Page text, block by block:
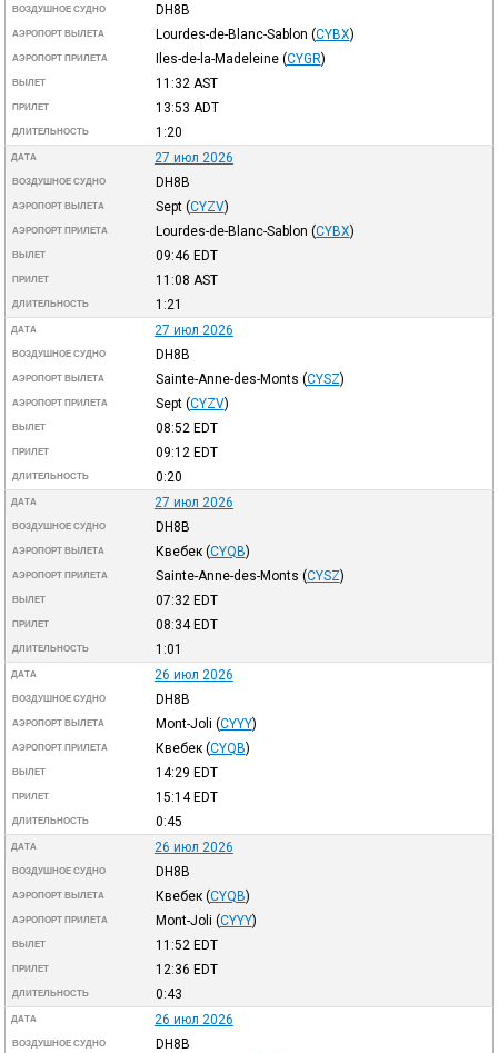
ВОЗДУШНОЕ СУДНО DH8B
АЭРОПОРТ ВЫЛЕТА Lourdes-de-Blanc-Sablon (CYBX)
АЭРОПОРТ ПРИЛЕТА Iles-de-la-Madeleine (CYGR)
ВЫЛЕТ 11:32 AST
ПРИЛЕТ 13:53 ADT
ДЛИТЕЛЬНОСТЬ 1:20
ДАТА 27 июл 2026
ВОЗДУШНОЕ СУДНО DH8B
АЭРОПОРТ ВЫЛЕТА Sept (CYZV)
АЭРОПОРТ ПРИЛЕТА Lourdes-de-Blanc-Sablon (CYBX)
ВЫЛЕТ 09:46 EDT
ПРИЛЕТ 11:08 AST
ДЛИТЕЛЬНОСТЬ 1:21
ДАТА 27 июл 2026
ВОЗДУШНОЕ СУДНО DH8B
АЭРОПОРТ ВЫЛЕТА Sainte-Anne-des-Monts (CYSZ)
АЭРОПОРТ ПРИЛЕТА Sept (CYZV)
ВЫЛЕТ 08:52 EDT
ПРИЛЕТ 09:12 EDT
ДЛИТЕЛЬНОСТЬ 0:20
ДАТА 27 июл 2026
ВОЗДУШНОЕ СУДНО DH8B
АЭРОПОРТ ВЫЛЕТА Квебек (CYQB)
АЭРОПОРТ ПРИЛЕТА Sainte-Anne-des-Monts (CYSZ)
ВЫЛЕТ 07:32 EDT
ПРИЛЕТ 08:34EDT
ДЛИТЕЛЬНОСТЬ 1:01
ДАТА 26 июл 2026
ВОЗДУШНОЕ СУДНО DH8B
АЭРОПОРТ ВЫЛЕТА Mont-Joli (CYYY)
АЭРОПОРТ ПРИЛЕТА Квебек (CYQB)
ВЫЛЕТ 14:29 EDT
ПРИЛЕТ 15:14EDT
ДЛИТЕЛЬНОСТЬ 0:45
ДАТА 26 июл 2026
ВОЗДУШНОЕ СУДНО DH8B
АЭРОПОРТ ВЫЛЕТА Квебек (CYQB)
АЭРОПОРТ ПРИЛЕТА Mont-Joli (CYYY)
ВЫЛЕТ 11:52 EDT
ПРИЛЕТ 12:36 EDT
ДЛИТЕЛЬНОСТЬ 0:43
ДАТА 26 июл 2026
ВОЗДУШНОЕ СУДНО DH8B